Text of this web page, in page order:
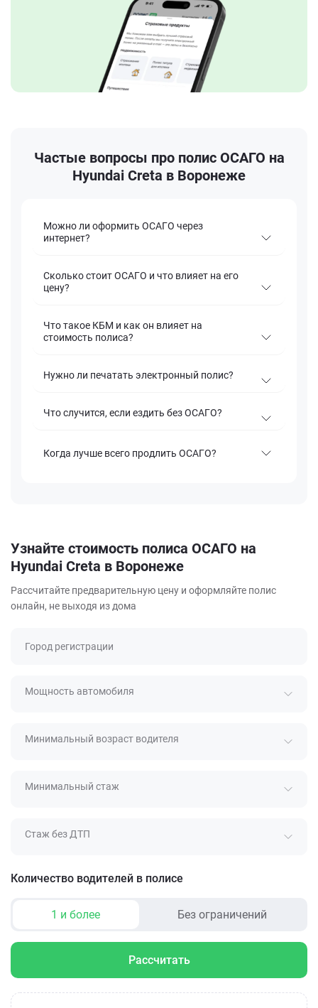
Частые вопросы про полис ОСАГО на
Hyundai Creta в Воронеже
Можно ли оформить ОСАГО через
интернет?
Сколько стоит ОСАГО и что влияет на его
цену?
Что такое КБМ и как он влияет на
стоимость полиса?
Нужно ли печатать электронный полис?
Что случится, если ездить без ОСАГО?
Когда лучше всего продлить ОСАГО?
Узнайте стоимость полиса ОСАГО на
Hyundai Creta в Воронеже
Рассчитайте предварительную цену и оформляйте полис
онлайн, не выходя из дома
Город регистрации
Мощность автомобиля
Минимальный возраст водителя
Минимальный стаж
Стаж без ДТП
Количество водителей в полисе
1 и более Без ограничений
Рассчитать